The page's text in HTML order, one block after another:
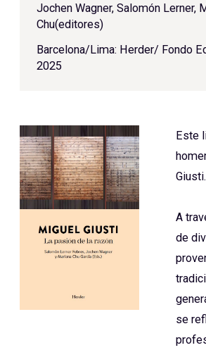
Miembros
Reglamento
Jochen Wagner, Salomón Lerner,
Chu(editores)
Barcelona/Lima: Herder/ Fondo
2025
Este
Giusti.
A
de
se